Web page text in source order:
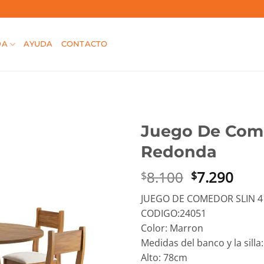
AYUDA CONTACTO
Juego De
Redonda
$8.100 El
precio
original
era:
$8.100.
$7.290El
JUEGO DE COMEDOR SLIN
CODIGO:24051
Color: Marron
Medidas del banco y la silla:
Alto: 78cm